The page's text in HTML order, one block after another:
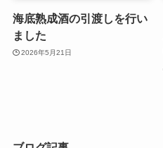
海底熟成酒の引渡しを行い
ました
2026年5月21日